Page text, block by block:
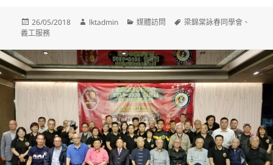
發
佈
26/05/2018
作
lktadmin
分
媒體訪問
標
梁錦棠詠春同學會 、
義工服務